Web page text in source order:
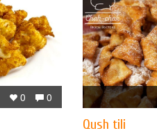
0
0
Qush tili